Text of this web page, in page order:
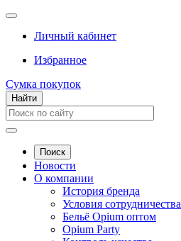
Личный кабинет
Избранное
Сумка покупок
Найти
Поиск
Новости
О компании
История бренда
Условия сотрудничества
Бельё Opium оптом
Opium Party